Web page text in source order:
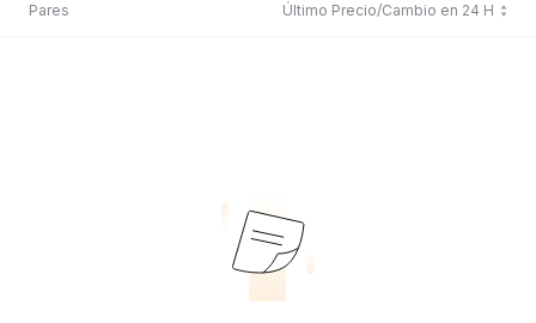
Pares Último Precio/Cambio en 24 H